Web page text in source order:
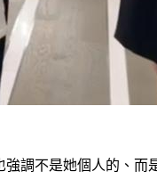
調不是她個人的、而